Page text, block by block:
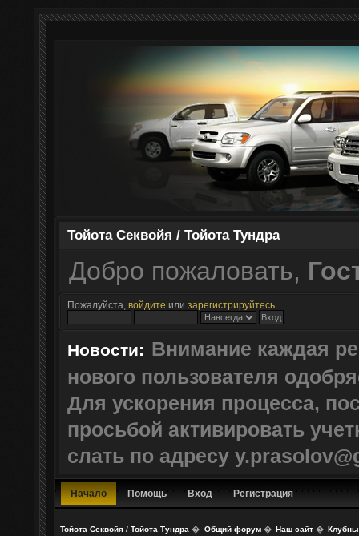
Тойота Секвойя / Тойота Тундра
Добро пожаловать,
Пожалуйста,войдите илизарегистрируйтесь
Новости: Внимание каждая
нового пользователя
Для ускорения процесса,
просьбой активировать
слать по адресу
Начало Помощь Вход Регистрация
Тойота Секвойя / Тойота Тундра � Общий форум� Наш сайт�